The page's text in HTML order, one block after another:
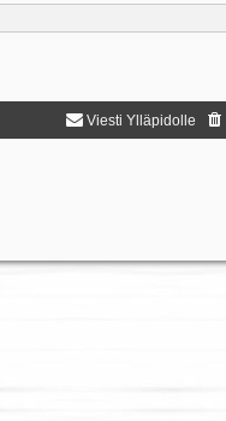
Viesti Ylläpidolle